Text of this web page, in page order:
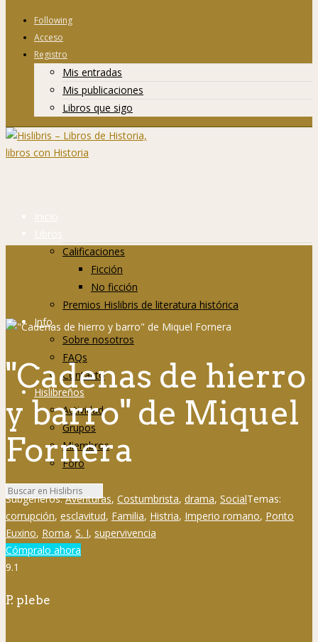
Following
Acceso
Registro
Mis entradas
Mis publicaciones
Libros que sigo
Inicio
Libros
Calificaciones
Ficción
No ficción
Premios Hislibris de literatura histórica
Info
Sobre nosotros
FAQs
Contacto
Hislibreños
Actividad
Grupos
Miembros
Foro
"Cadenas de hierro
y barro" de Miquel
Fornera
Subgéneros:Aventuras, Costumbrista, drama, SocialTemas:
corrupción, esclavitud, Familia, Histria, Imperio romano, Ponto
Euxino, Roma, S. I, supervivencia
Cómpralo ahora
9.1
P. plebe